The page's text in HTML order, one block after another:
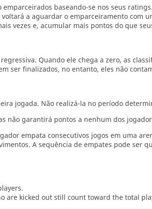
baseando-se nos seus ratings.
a aguardar o emparceiramento com
vezes e, acumular mais pontos do que
Quando ele chega a zero, as
ser finalizados, no entanto, eles não
jogada. Não realizá-la no período
não garantirá pontos a nenhum dos
empata consecutivos jogos em uma
A sequência de empates pode ser
are kicked out still count toward the total